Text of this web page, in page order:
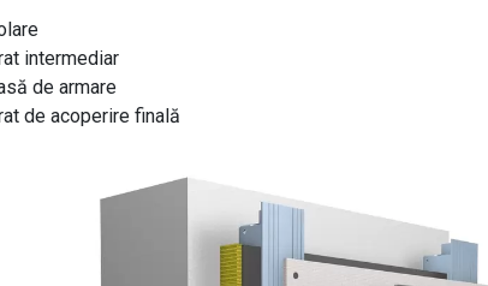
intermediar
de armare
de acoperire finală